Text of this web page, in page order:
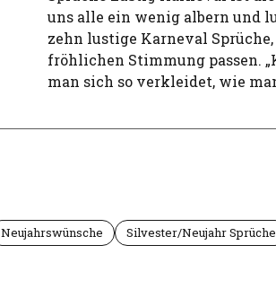
uns alle ein wenig albern und
zehn lustige Karneval
fröhlichen Stimmung passen.
man sich so verkleidet, wie
Neujahrswünsche Silvester/Neujahr Sprüche